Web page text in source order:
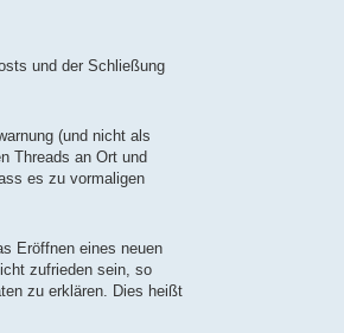
und der Schließung
(und nicht als
Threads an Ort und
es zu vormaligen
Eröffnen eines neuen
zufrieden sein, so
zu erklären. Dies heißt